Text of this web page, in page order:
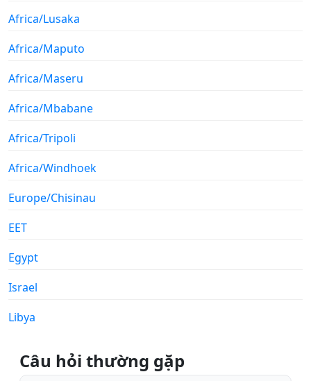
Africa/Lusaka
Africa/Maputo
Africa/Maseru
Africa/Mbabane
Africa/Tripoli
Africa/Windhoek
Europe/Chisinau
EET
Egypt
Israel
Libya
Câu hỏi thường gặp